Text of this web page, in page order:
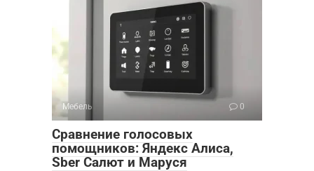
Мебель 0
Сравнение голосовых
помощников: Яндекс Алиса,
Sber Салют и Маруся